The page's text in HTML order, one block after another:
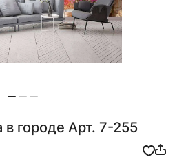
в городе Арт. 7-255